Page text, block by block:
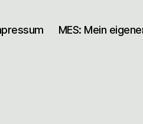
MES: Mein